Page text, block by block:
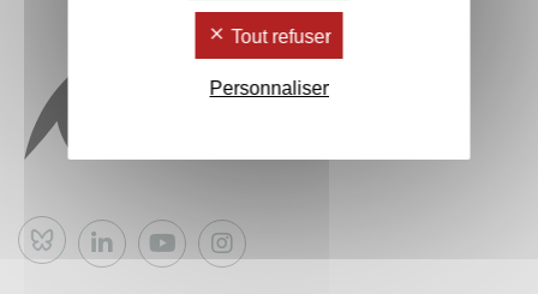
Bluesky
Tout refuser
Personnaliser